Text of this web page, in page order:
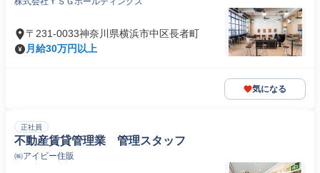
〒231-0033神奈川県横浜市中区長者町
月給30万円以上
気になる
正社員
不動産賃貸管理業 管理スタッフ
㈱アイビー住販